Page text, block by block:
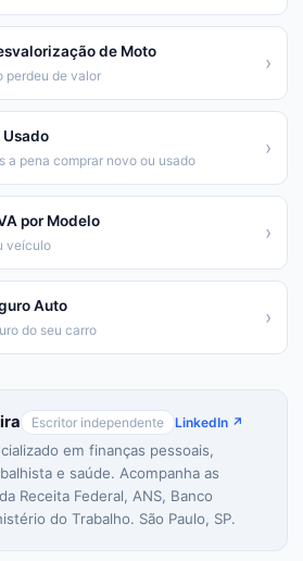
de Moto
perdeu de valor
›
a pena comprar novo ou usado
›
por Modelo
veículo
›
Auto
do seu carro
›
Escritor independente LinkedIn ↗
em finanças pessoais,
e saúde. Acompanha as
Receita Federal, ANS, Banco
do Trabalho. São Paulo, SP.